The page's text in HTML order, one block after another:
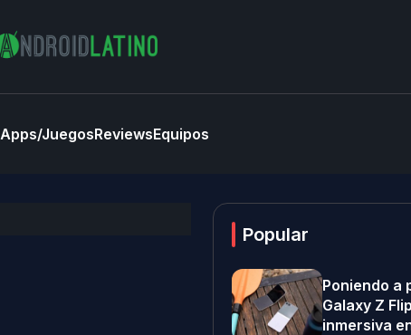
Apps/JuegosReviewsEquipos
Popular
Poniendo a
Galaxy Z
inmersiva